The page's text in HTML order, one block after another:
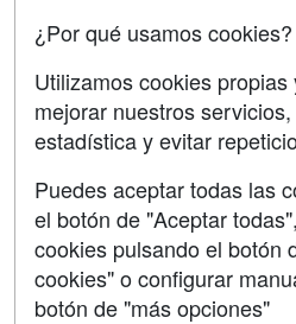
Contactar
Confidencialidad
Copyleft
¿Por qué usamos cookies?
Utilizamos cookies
mejorar nuestros
estadística y evitar
Puedes aceptar todas las
el botón de "Aceptar
cookies pulsando el botón
cookies" o configurar
botón de "más opciones"